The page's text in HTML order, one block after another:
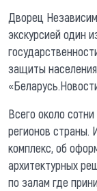
Дворец
экскурсией один
защиты
Всего около
регионов страны.
комплекс, об
архитектурных
по залам где